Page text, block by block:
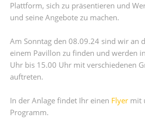
Plattform, sich zu präsentieren und
und seine Angebote zu machen.
Am Sonntag den 08.09.24 sind wir an
einem Pavillon zu finden und werden
Uhr bis 15.00 Uhr mit verschiedenen
auftreten.
In der Anlage findet Ihr einen Flyer mit
Programm.